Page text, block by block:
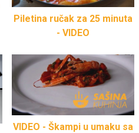
Piletina ručak za 25 minuta
- VIDEO
VIDEO - Škampi u umaku sa